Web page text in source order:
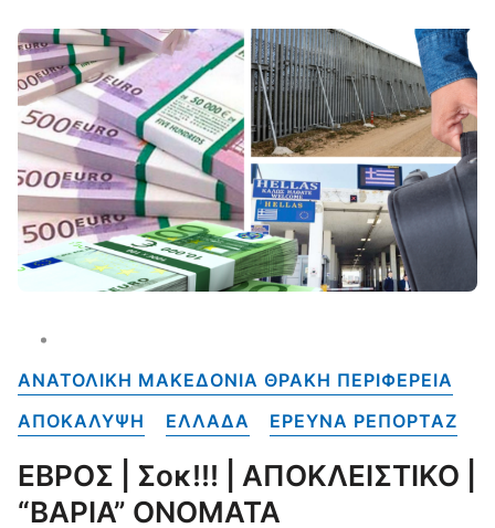
ΑΝΑΤΟΛΙΚΗ ΜΑΚΕΔΟΝΙΑ ΘΡΑΚΗ ΠΕΡΙΦΕΡΕΙΑ
ΑΠΟΚΑΛΥΨΗ
ΕΛΛΑΔΑ ΕΡΕΥΝΑ ΡΕΠΟΡΤΑΖ
ΕΒΡΟΣ | Σοκ!!! | ΑΠΟΚΛΕΙΣΤΙΚΟ |
“ΒΑΡΙΑ” ΟΝΟΜΑΤΑ